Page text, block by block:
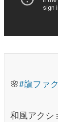
🌸#龍ファク
和風アクシ